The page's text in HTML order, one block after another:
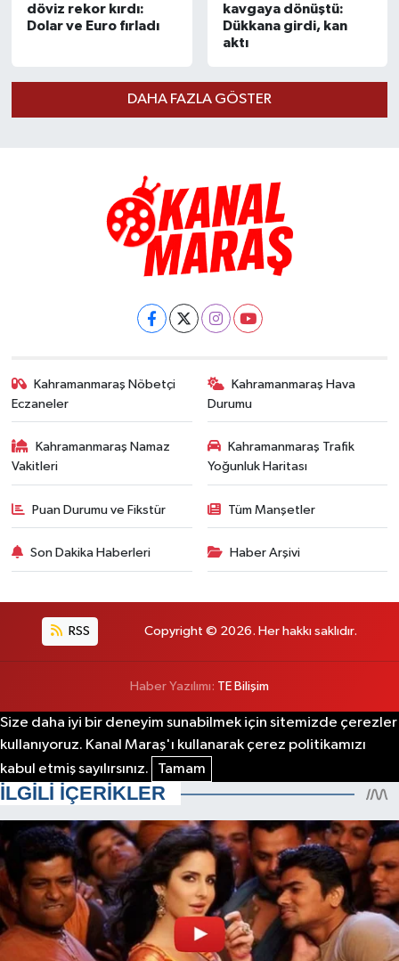
döviz rekor kırdı:
Dolar ve Euro fırladı
kavgaya dönüştü:
Dükkana girdi, kan
aktı
DAHA FAZLA GÖSTER
Kahramanmaraş Nöbetçi
Eczaneler
Kahramanmaraş Hava
Durumu
Kahramanmaraş Namaz
Vakitleri
Kahramanmaraş Trafik
Yoğunluk Haritası
Puan Durumu ve Fikstür Tüm Manşetler
Son Dakika Haberleri Haber Arşivi
RSS Copyright © 2026. Her hakkı saklıdır.
Haber Yazılımı: TE Bilişim
Size daha iyi bir deneyim sunabilmek için sitemizde çerezler
kullanıyoruz. Kanal Maraş'ı kullanarak çerez politikamızı
kabul etmiş sayılırsınız.
Tamam